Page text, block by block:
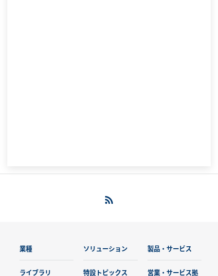
業種 ソリューション 製品・サービス
ライブラリ 特設トピックス 営業・サービス拠